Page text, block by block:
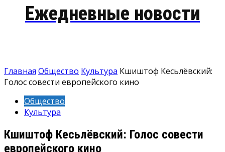
Ежедневные новости
Главная Общество Культура Кшиштоф Кесьлёвский:
Голос совести европейского кино
Общество
Культура
Кшиштоф Кесьлёвский: Голос совести
европейского кино